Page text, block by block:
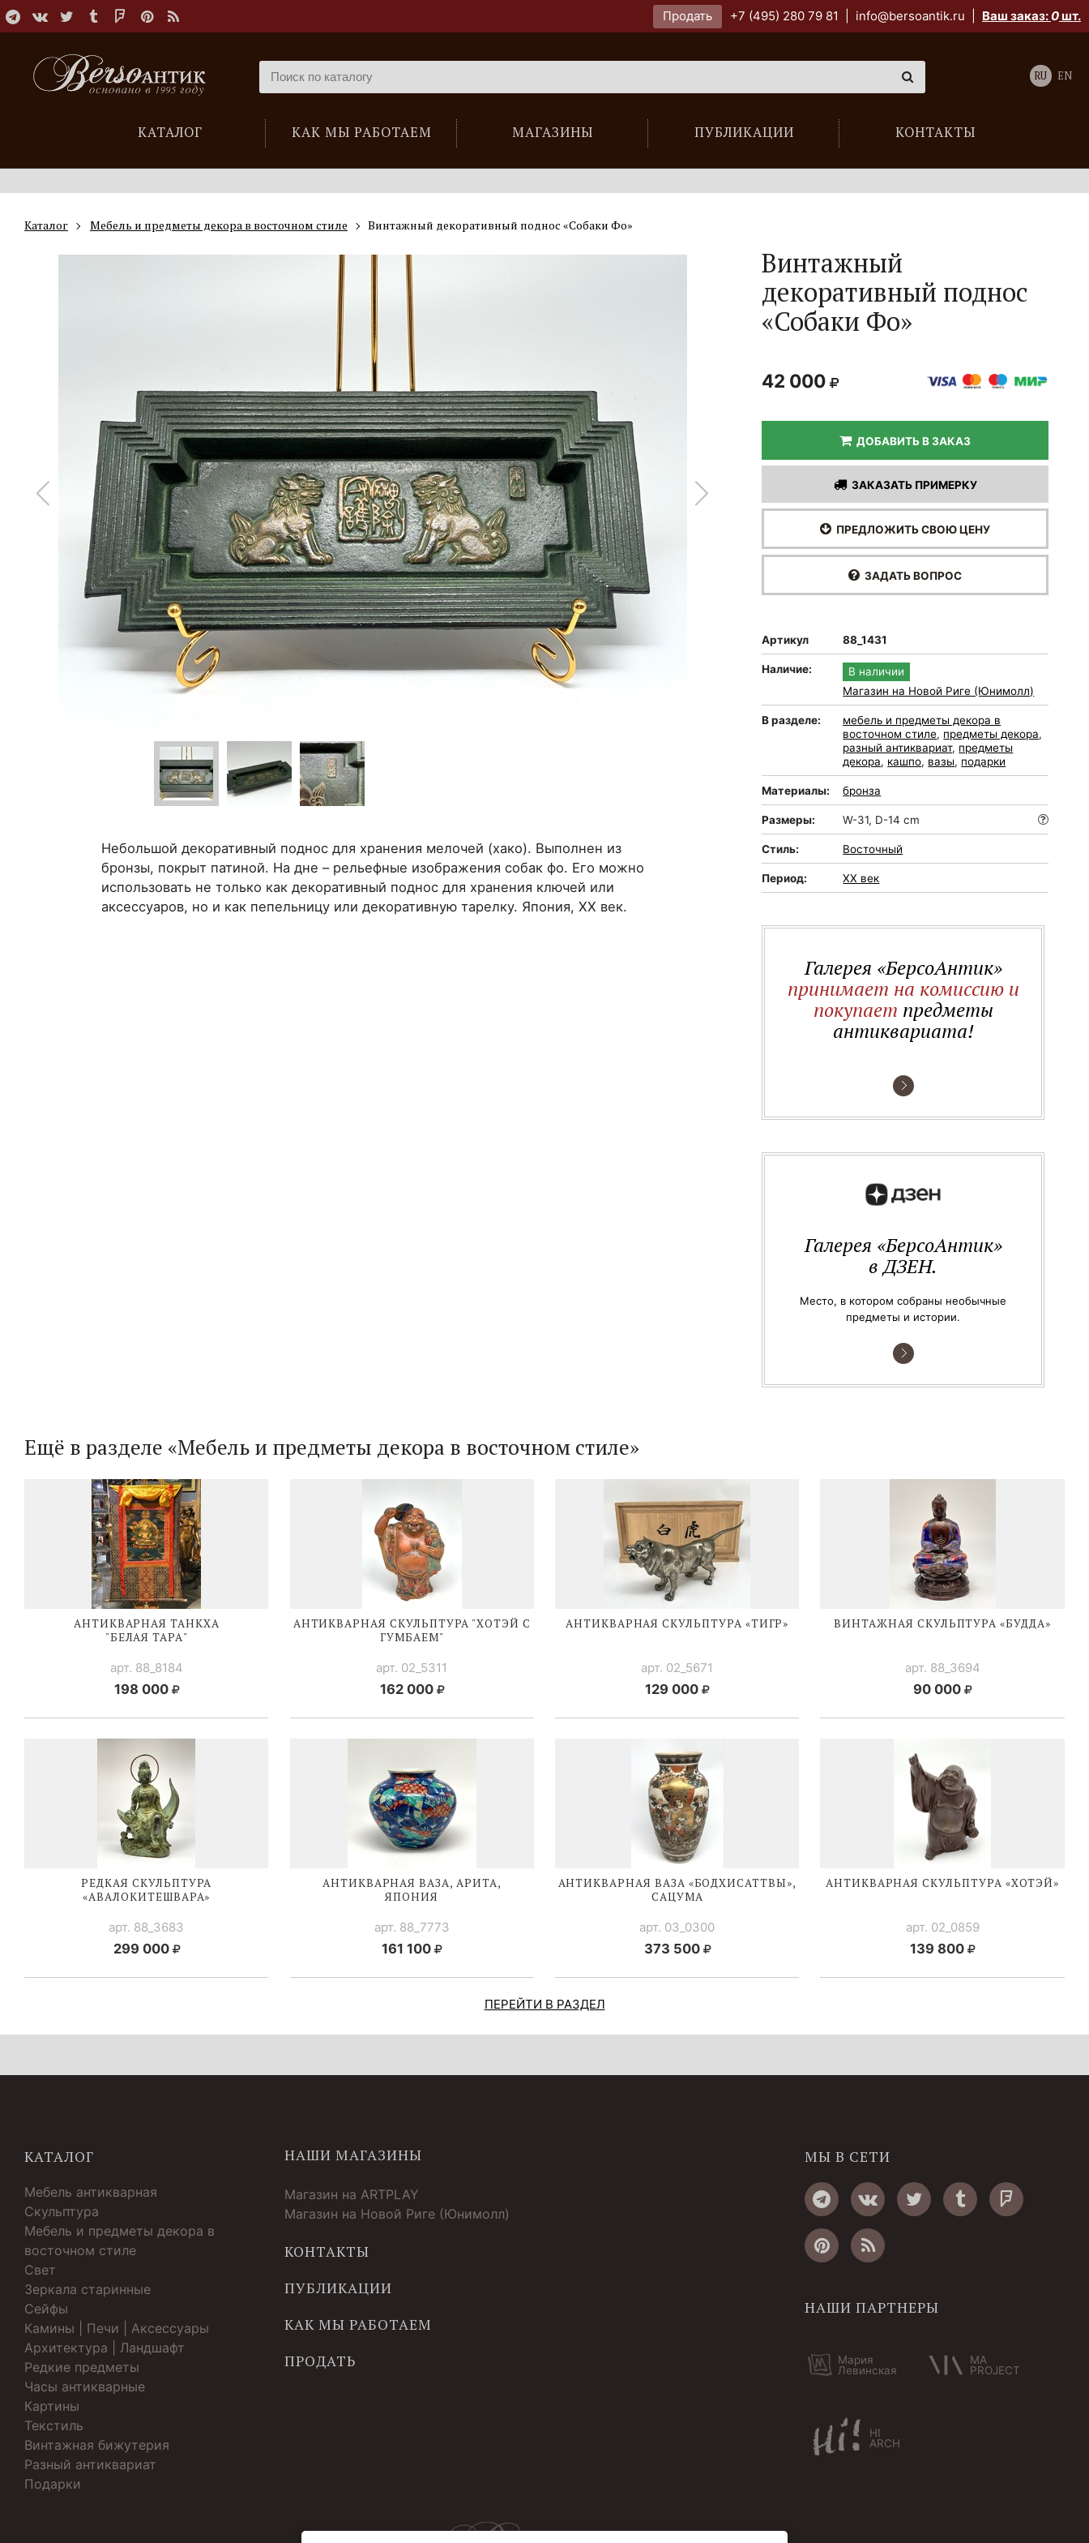
Продать +7 (495) 280 79 81 info@bersoantik.ru Ваш заказ:0шт.
КАТАЛОГ КАК МЫ РАБОТАЕМ МАГАЗИНЫ ПУБЛИКАЦИИ КОНТАКТЫ
RU EN
Каталог Мебель и предметы декора в восточном стиле Винтажный декоративный поднос «Собаки Фо»
Небольшой декоративный поднос для хранения мелочей (хако). Выполнен из
бронзы, покрыт патиной. На дне – рельефные изображения собак фо. Его можно
использовать не только как декоративный поднос для хранения ключей или
аксессуаров, но и как пепельницу или декоративную тарелку. Япония, ХХ век.
Винтажный
декоративный поднос
«Собаки Фо»
42 000
ДОБАВИТЬ В ЗАКАЗ
ЗАКАЗАТЬ ПРИМЕРКУ
ПРЕДЛОЖИТЬ СВОЮ ЦЕНУ
ЗАДАТЬ ВОПРОС
Артикул 88_1431
Наличие:
В наличии
Магазин на Новой Риге (Юнимолл)
В разделе:
мебель и предметы декора в
восточном стиле, предметы декора,
разный антиквариат, предметы
декора, кашпо, вазы, подарки
Материалы: бронза
Размеры: W-31, D-14 cm
Стиль: Восточный
Период: XX век
Галерея «БерсоАнтик»
принимает на комиссию и
покупает предметы
антиквариата!
Галерея «БерсоАнтик»
в ДЗЕН.
Место, в котором собраны необычные
предметы и истории.
Ещё в разделе «Мебель и предметы декора в восточном стиле»
АНТИКВАРНАЯ ТАНКХА
"БЕЛАЯ ТАРА"
арт. 88_8184
198 000
АНТИКВАРНАЯ СКУЛЬПТУРА "ХОТЭЙ С
ГУМБАЕМ"
арт. 02_5311
162 000
АНТИКВАРНАЯ СКУЛЬПТУРА «ТИГР»
арт. 02_5671
129 000
ВИНТАЖНАЯ СКУЛЬПТУРА «БУДДА»
арт. 88_3694
90 000
РЕДКАЯ СКУЛЬПТУРА
«АВАЛОКИТЕШВАРА»
арт. 88_3683
299 000
АНТИКВАРНАЯ ВАЗА, АРИТА,
ЯПОНИЯ
арт. 88_7773
161 100
АНТИКВАРНАЯ ВАЗА «БОДХИСАТТВЫ»,
САЦУМА
арт. 03_0300
373 500
АНТИКВАРНАЯ СКУЛЬПТУРА «ХОТЭЙ»
арт. 02_0859
139 800
ПЕРЕЙТИ В РАЗДЕЛ
КАТАЛОГ
Мебель антикварная
Скульптура
Мебель и предметы декора в
восточном стиле
Свет
Зеркала старинные
Cейфы
Камины | Печи | Аксессуары
Архитектура | Ландшафт
Редкие предметы
Часы антикварные
Картины
Текстиль
Винтажная бижутерия
Разный антиквариат
Подарки
НАШИ МАГАЗИНЫ
Магазин на ARTPLAY
Магазин на Новой Риге (Юнимолл)
КОНТАКТЫ
ПУБЛИКАЦИИ
КАК МЫ РАБОТАЕМ
ПРОДАТЬ
МЫ В СЕТИ
НАШИ ПАРТНЕРЫ
Мария
Левинская
MA
PROJECT
HI
ARCH